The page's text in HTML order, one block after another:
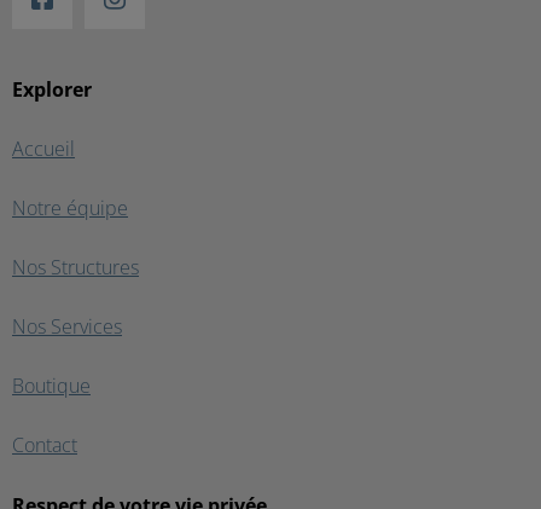
Explorer
Accueil
Notre équipe
Nos Structures
Nos Services
Boutique
Contact